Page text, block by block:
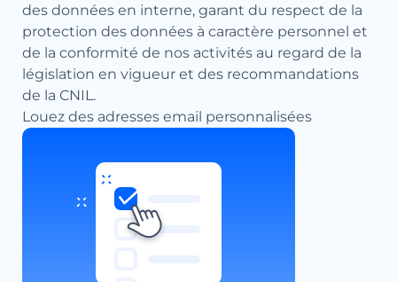
des données en interne, garant du respect de la
protection des données à caractère personnel et
de la conformité de nos activités au regard de la
législation en vigueur et des recommandations
de la CNIL.
Louez des adresses email personnalisées